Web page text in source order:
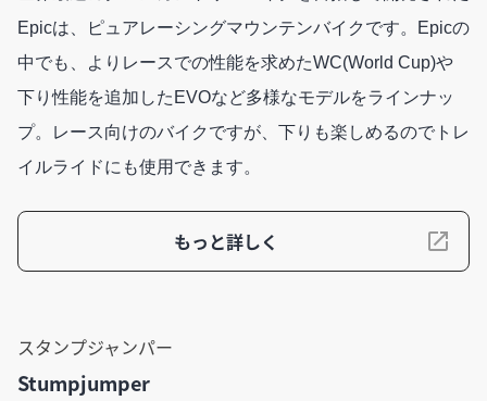
Epicは、ピュアレーシングマウンテンバイクです。Epicの
中でも、よりレースでの性能を求めたWC(World Cup)や
下り性能を追加したEVOなど多様なモデルをラインナッ
プ。レース向けのバイクですが、下りも楽しめるのでトレ
イルライドにも使用できます。
もっと詳しく
スタンプジャンパー
Stumpjumper